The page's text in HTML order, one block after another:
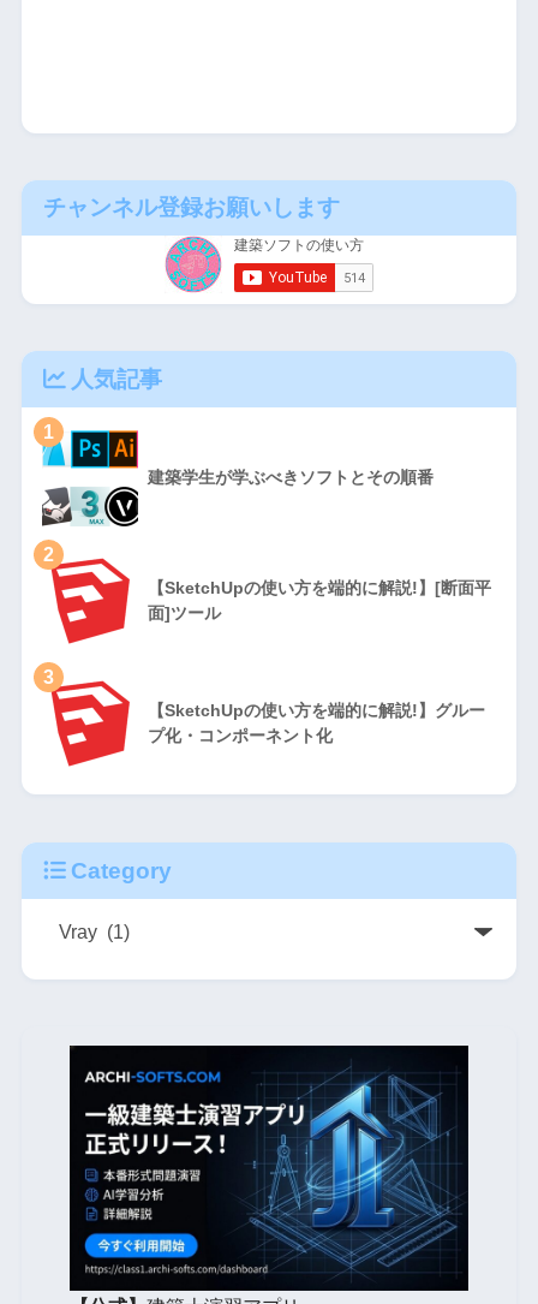
チャンネル登録お願いします
人気記事
1
建築学生が学ぶべきソフトとその順番
2
【SketchUpの使い方を端的に解説!】[断面平
面]ツール
3
【SketchUpの使い方を端的に解説!】グルー
プ化・コンポーネント化
Category